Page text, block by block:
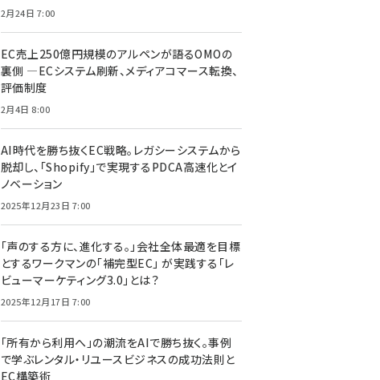
2月24日 7:00
EC売上250億円規模のアルペンが語るOMOの
裏側 ―ECシステム刷新、メディアコマース転換、
評価制度
2月4日 8:00
AI時代を勝ち抜くEC戦略。レガシーシステムから
脱却し、「Shopify」で実現するPDCA高速化とイ
ノベーション
2025年12月23日 7:00
「声のする方に、進化する。」会社全体最適を目標
とするワークマンの「補完型EC」 が実践する「レ
ビューマーケティング3.0」とは？
2025年12月17日 7:00
「所有から利用へ」の潮流をAIで勝ち抜く。事例
で学ぶレンタル・リユースビジネスの成功法則と
EC構築術